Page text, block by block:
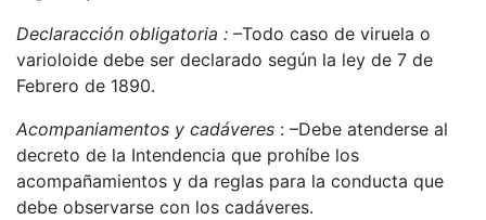
Declaracción obligatoria : –Todo caso de viruela o
varioloide debe ser declarado según la ley de 7 de
Febrero de 1890.
Acompaniamentos y cadáveres : –Debe atenderse al
decreto de la Intendencia que prohíbe los
acompañamientos y da reglas para la conducta que
debe observarse con los cadáveres.